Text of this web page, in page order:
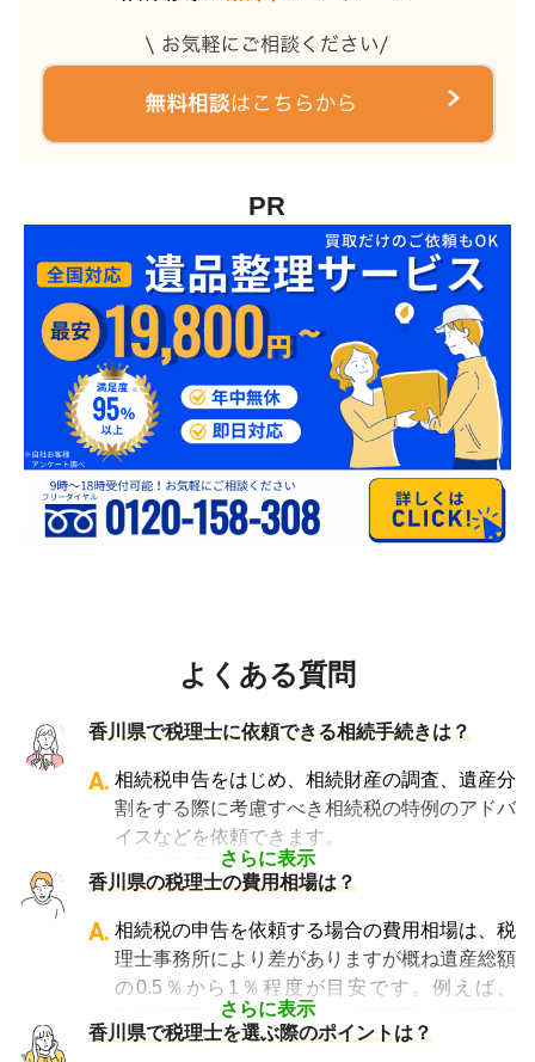
PR
よくある質問
香川県で税理士に依頼できる相続手続きは？
さらに表示
A. 相続税申告をはじめ、相続財産の調査、遺産分
割をする際に考慮すべき相続税の特例のアドバ
イスなどを依頼できます。
・相続財産の調査
・特例等を適用した申告の遺産分割協議書の作
成
・相続税の申告や準確定申告
香川県の税理士の費用相場は？
さらに表示
A. 相続税の申告を依頼する場合の費用相場は、税
理士事務所により差がありますが概ね遺産総額
の0.5％から1％程度が目安です。例えば、
5,000万円の遺産であれば、25万円～50万円程
度が目安となります。
香川県で税理士を選ぶ際のポイントは？